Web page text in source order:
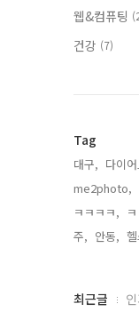
웹&컴퓨팅
건강 (7)
Tag
대구, 다이
me2photo,
ㅋㅋㅋㅋ,
주, 안동,
최
최근글